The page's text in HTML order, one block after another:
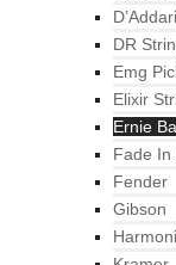
DR
Emg
Elixir
Ernie
Fade In
Fender
Gibson